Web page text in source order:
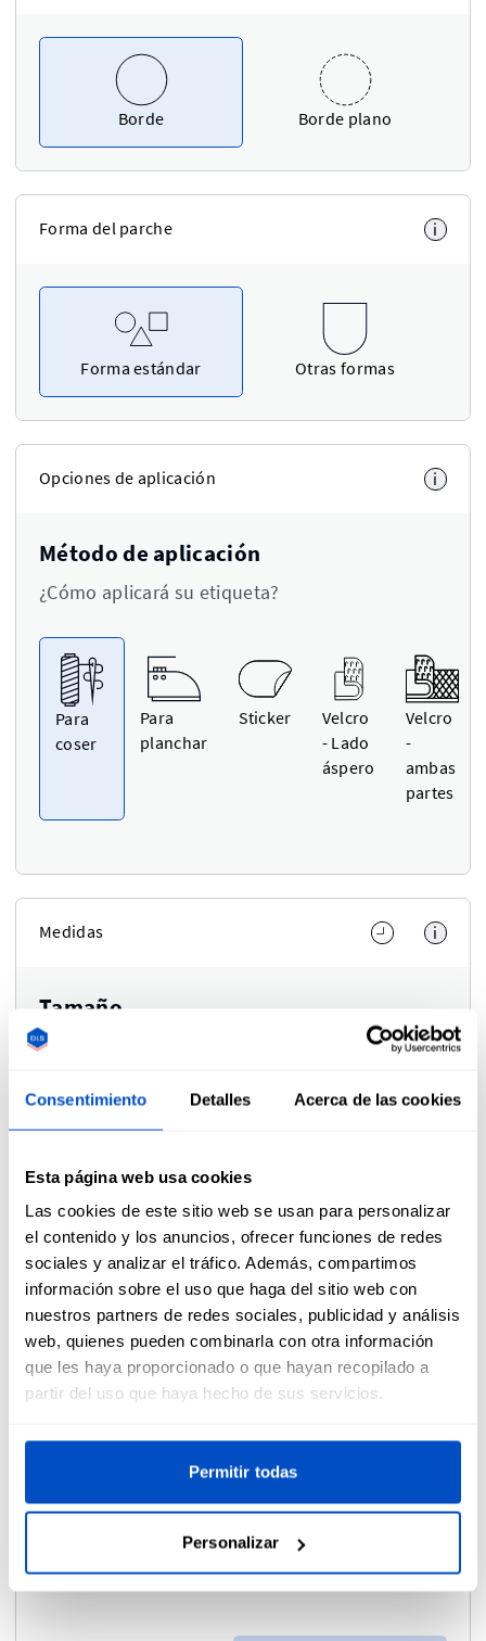
Consentimiento Detalles Acerca de las cookies
Esta página web usa cookies
Las cookies de este sitio web se usan para personalizar
el contenido y los anuncios, ofrecer funciones de redes
sociales y analizar el tráfico. Además, compartimos
información sobre el uso que haga del sitio web con
nuestros partners de redes sociales, publicidad y análisis
web, quienes pueden combinarla con otra información
que les haya proporcionado o que hayan recopilado a
partir del uso que haya hecho de sus servicios.
Permitir todas
Personalizar
Borde Borde plano
Forma del parche i
Forma estándar Otras formas
Opciones de aplicación i
Método de aplicación
¿Cómo aplicará su etiqueta?
Para
coser
Para
planchar
Sticker
Velcro
- Lado
áspero
Velcro
-
ambas
partes
Medidas i
Tamaño
Ajuste el ancho y la altura por separado.
Unidad de medida. In Cm
Cm
Ancho
Escala de ajuste
Ajuste el ancho y la altura al mismo tiempo.
0,8 cmen altura
Borde - color i